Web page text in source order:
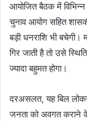
आयोजित बैठक में
चुनाव आयोग सहित
बड़ी धनराशि भी बचेगी।
गिर जाती है तो उसे
ज्यादा बहुमत होगा।
दरअसलत, यह बिल
जनता को अवगत कराने के